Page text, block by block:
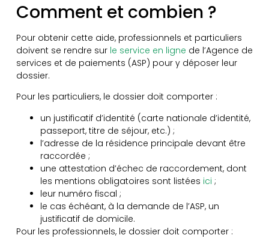
Comment et combien ?
Pour obtenir cette aide, professionnels et particuliers
doivent se rendre sur le service en ligne de l’Agence de
services et de paiements (ASP) pour y déposer leur
dossier.
Pour les particuliers, le dossier doit comporter :
un justificatif d’identité (carte nationale d’identité,
passeport, titre de séjour, etc.) ;
l’adresse de la résidence principale devant être
raccordée ;
une attestation d’échec de raccordement, dont
les mentions obligatoires sont listées ici ;
leur numéro fiscal ;
le cas échéant, à la demande de l’ASP, un
justificatif de domicile.
Pour les professionnels, le dossier doit comporter :